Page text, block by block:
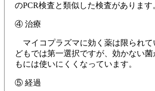
のPCR検査と類似した検査がありま
④ 治療
マイコプラズマに効く薬は限られて
どもでは第一選択ですが、効かない
もには使いにくくなっています。
⑤ 経過